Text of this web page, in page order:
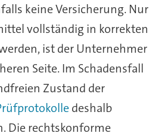
keine Versicherung. Nur
vollständig in korrekten
ist der Unternehmer
Seite. Im Schadensfall
Zustand der
deshalb
Die rechtskonforme